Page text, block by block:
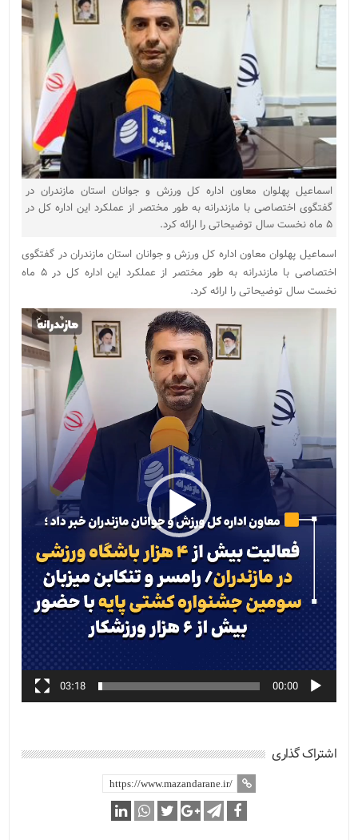
اسماعیل پهلوان معاون اداره کل ورزش و جوانان استان مازندران در
گفتگوی اختصاصی با مازندرانه به طور مختصر از عملکرد این اداره کل در
۵ ماه نخست سال توضیحاتی را ارائه کرد.
اسماعیل پهلوان معاون اداره کل ورزش و جوانان استان مازندران در گفتگوی
اختصاصی با مازندرانه به طور مختصر از عملکرد این اداره کل در ۵ ماه
نخست سال توضیحاتی را ارائه کرد.
00:00
03:18
اشتراک گذاری